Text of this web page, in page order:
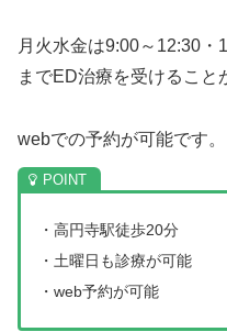
月火水金は9:00～12:30
までED治療を受けること
webでの予約が可能です。
・高円寺駅徒歩20分
・土曜日も診療が可能
・web予約が可能